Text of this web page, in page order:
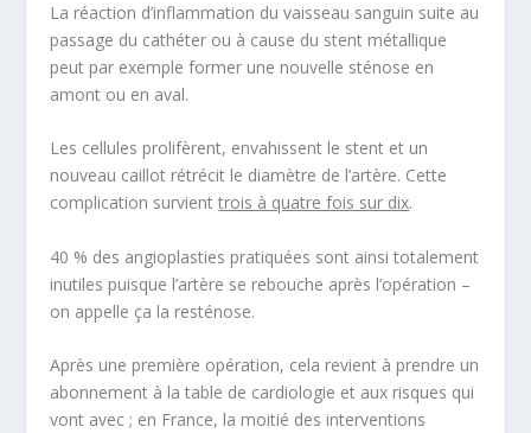
La réaction d’inflammation du vaisseau sanguin suite au
passage du cathéter ou à cause du stent métallique
peut par exemple former une nouvelle sténose en
amont ou en aval.
Les cellules prolifèrent, envahissent le stent et un
nouveau caillot rétrécit le diamètre de l’artère. Cette
complication survienttrois à quatre fois sur dix.
40 % des angioplasties pratiquées sont ainsi totalement
inutiles puisque l’artère se rebouche après l’opération –
on appelle ça la resténose.
Après une première opération, cela revient à prendre un
abonnement à la table de cardiologie et aux risques qui
vont avec ; en France, la moitié des interventions